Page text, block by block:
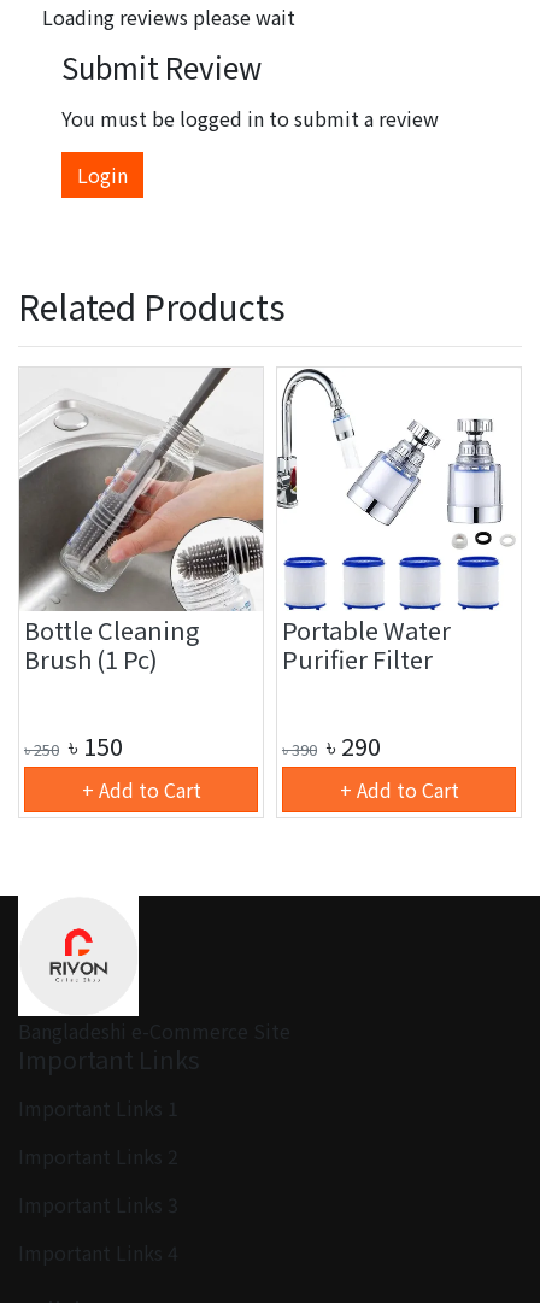
Loading reviews please wait
Submit Review
You must be logged in to submit a review
Login
Related Products
Bottle Cleaning
Brush (1 Pc)
৳250 ৳ 150
+ Add to Cart
Portable Water
Purifier Filter
৳390 ৳ 290
+ Add to Cart
Bangladeshi e-Commerce Site
Important Links
Important Links 1
Important Links 2
Important Links 3
Important Links 4